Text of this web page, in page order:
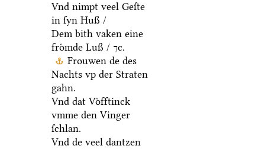
Vnd nimpt veel Geſte
in ſyn Huß /
Dem bith vaken eine
froͤmde Luß / ⁊c.
Frouwen de des
Nachts vp der Straten
gahn.
Vnd dat Voͤfftinck
vmme den Vinger
ſchlan.
Vnd de veel dantzen